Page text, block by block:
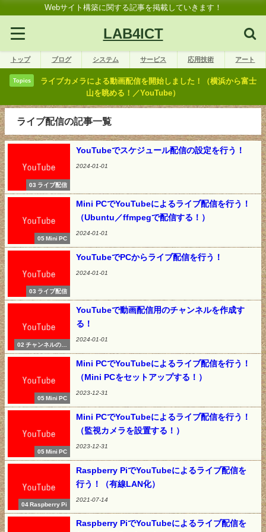
Webサイト構築に関する記事を掲載していきます！
LAB4ICT
トップ ブログ システム サービス 応用技術 アート
Topics
ライブカメラによる動画配信を開始しました！（横浜から富士
山を眺める！／YouTube）
ライブ配信の記事一覧
03 ライブ配信
YouTubeでスケジュール配信の設定を行う！
2024-01-01
05 Mini PC
Mini PCでYouTubeによるライブ配信を行う！
（Ubuntu／ffmpegで配信する！）
2024-01-01
03 ライブ配信
YouTubeでPCからライブ配信を行う！
2024-01-01
02 チャンネルの開
設
YouTubeで動画配信用のチャンネルを作成す
る！
2024-01-01
05 Mini PC
Mini PCでYouTubeによるライブ配信を行う！
（Mini PCをセットアップする！）
2023-12-31
05 Mini PC
Mini PCでYouTubeによるライブ配信を行う！
（監視カメラを設置する！）
2023-12-31
04 Raspberry Pi
Raspberry PiでYouTubeによるライブ配信を
行う！（有線LAN化）
2021-07-14
Raspberry PiでYouTubeによるライブ配信を